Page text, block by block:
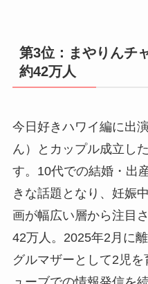
第3位：まやりんチ
約42万人
今日好きハワイ編に出
ん）とカップル成立し
す。10代での結婚・出
きな話題となり、妊娠
画が幅広い層から注目
42万人。2025年2月に
グルマザーとして2児